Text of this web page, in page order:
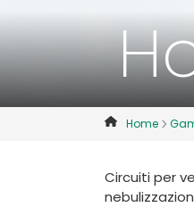
Home
Circuiti per